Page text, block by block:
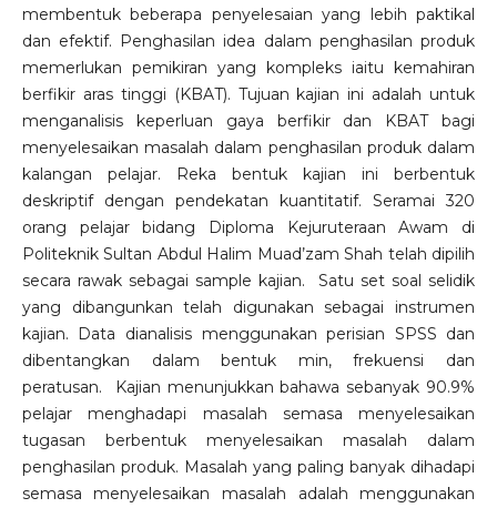
membentuk beberapa penyelesaian yang lebih paktikal
dan efektif. Penghasilan idea dalam penghasilan produk
memerlukan pemikiran yang kompleks iaitu kemahiran
berfikir aras tinggi (KBAT). Tujuan kajian ini adalah untuk
menganalisis keperluan gaya berfikir dan KBAT bagi
menyelesaikan masalah dalam penghasilan produk dalam
kalangan pelajar. Reka bentuk kajian ini berbentuk
deskriptif dengan pendekatan kuantitatif. Seramai 320
orang pelajar bidang Diploma Kejuruteraan Awam di
Politeknik Sultan Abdul Halim Muad’zam Shah telah dipilih
secara rawak sebagai sample kajian. Satu set soal selidik
yang dibangunkan telah digunakan sebagai instrumen
kajian. Data dianalisis menggunakan perisian SPSS dan
dibentangkan dalam bentuk min, frekuensi dan
peratusan. Kajian menunjukkan bahawa sebanyak 90.9%
pelajar menghadapi masalah semasa menyelesaikan
tugasan berbentuk menyelesaikan masalah dalam
penghasilan produk. Masalah yang paling banyak dihadapi
semasa menyelesaikan masalah adalah menggunakan